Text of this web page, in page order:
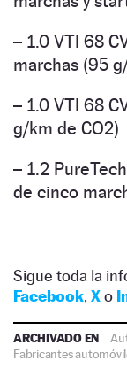
– 1.0 VTI 68
marchas (95
– 1.0 VTI 68
g/km de CO2)
– 1.2
de cinco
Sigue toda la
Facebook, Xo
ARCHIVADO EN
Fabricantes